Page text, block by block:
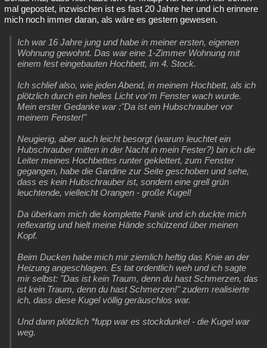
mal gepostet, inzwischen ist es fast 20 Jahre her und ich erinnere
mich noch immer daran, als wäre es gestern gewesen.
Ich war 16 Jahre jung und habe in meiner ersten, eigenen
Wohnung gewohnt. Das war eine 1-Zimmer Wohnung mit
einem fest eingebauten Hochbett, im 4. Stock.
Ich schlief also, wie jeden Abend, in meinem Hochbett, als ich
plötzlich durch ein helles Licht vor'm Fenster wach wurde.
Mein erster Gedanke war :"Da ist ein Hubschrauber vor
meinem Fenster!"
Neugierig, aber auch leicht besorgt (warum leuchtet ein
Hubschrauber mitten in der Nacht in mein Fester?) bin ich die
Leiter meines Hochbettes runter geklettert, zum Fenster
gegangen, habe die Gardine zur Seite geschoben und sehe,
dass es kein Hubschrauber ist, sondern eine grell grün
leuchtende, vielleicht Orangen - große Kugel!
Da überkam mich die komplette Panik und ich duckte mich
reflexartig und hielt meine Hände schützend über meinen
Kopf.
Beim Ducken habe mich mir ziemlich heftig das Knie an der
Heizung angeschlagen. Es tat ordentlich weh und ich sagte
mir selbst: "Das ist kein Traum, denn du hast Schmerzen, das
ist kein Traum, denn du hast Schmerzen!" zudem realisierte
ich, dass diese Kugel völlig geräuschlos war.
Und dann plötzlich *fupp war es stockdunkel - die Kugel war
weg.